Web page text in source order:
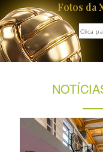
Fotos da
Clica